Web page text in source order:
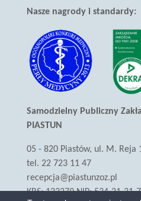
Nasze nagrody i standardy:
Samodzielny Publiczny
PIASTUN
05 - 820 Piastów, ul. M. Reja
tel. 22 723 11 47
recepcja@piastunzoz.pl
KRS: 122279 NIP: 534-21-31-